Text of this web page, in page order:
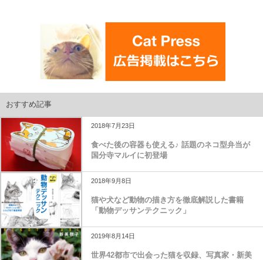
おすすめ記事
2018年7月23日
食べた後の容器も使える♪ 話題のネコ型弁当が
国分寺マルイに初登場
2018年9月8日
猫や犬など動物の描き方を徹底解説した書籍
「動物デッサンテクニック」
2019年8月14日
世界42都市で出会った猫を収録、写真家・新美